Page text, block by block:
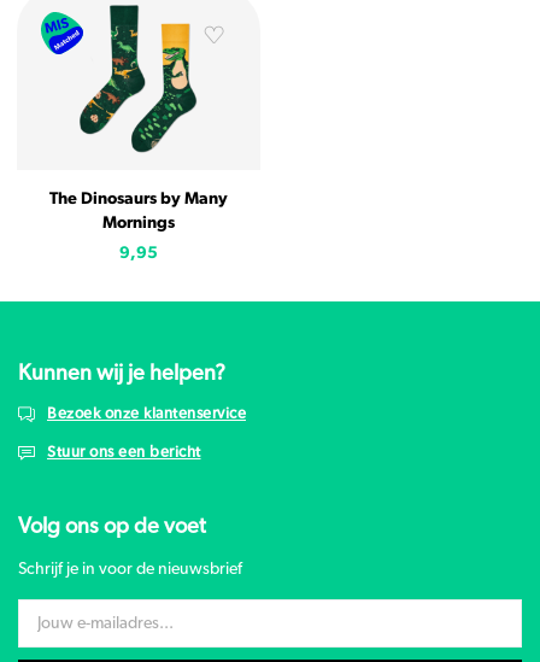
The Dinosaurs by Many
Mornings
9,95
Kunnen wij je helpen?
Bezoek onze klantenservice
Stuur ons een bericht
Volg ons op de voet
Schrijf je in voor de nieuwsbrief